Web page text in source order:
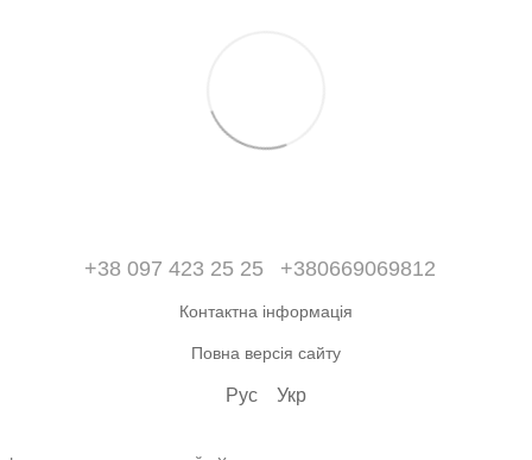
+38 097 423 25 25 +380669069812
Контактна інформація
Повна версія сайту
Рус Укр